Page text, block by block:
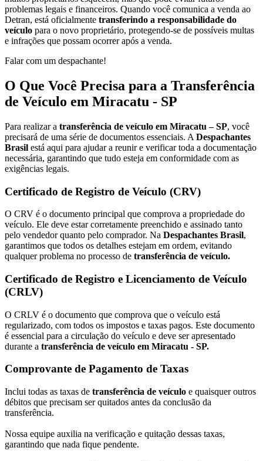
problemas legais e financeiros. Quando você comunica a venda ao
Detran, está oficialmente transferindo a responsabilidade do
veículo para o novo proprietário, protegendo-se de possíveis multas
e infrações que possam ocorrer após a venda.
Falar com um despachante!
O Que Você Precisa para a Transferência
de Veículo em Miracatu - SP
Para realizar a transferência de veículo em Miracatu – SP, você
precisará de uma série de documentos essenciais. A Despachantes
Brasil está aqui para ajudar a reunir e verificar toda a documentação
necessária, garantindo que tudo esteja em conformidade com as
exigências legais.
Certificado de Registro de Veículo (CRV)
O CRV é o documento principal que comprova a propriedade do
veículo. Ele deve estar corretamente preenchido e assinado tanto
pelo vendedor quanto pelo comprador. Na Despachantes Brasil,
garantimos que todos os detalhes estejam em ordem, evitando
qualquer problema no processo de transferência de veículo.
Certificado de Registro e Licenciamento de Veículo
(CRLV)
O CRLV é o documento que comprova que o veículo está
regularizado, com todos os impostos e taxas pagos. Este documento
é essencial para a circulação do veículo e deve ser apresentado
durante a transferência de veículo em Miracatu - SP.
Comprovante de Pagamento de Taxas
Inclui todas as taxas de transferência de veículo e quaisquer outros
débitos que precisam ser quitados antes da conclusão da
transferência.
Nossa equipe auxilia na verificação e quitação dessas taxas,
garantindo que nada fique pendente.